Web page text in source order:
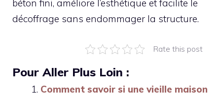
béton fini, améliore l’esthétique et facilite le
décoffrage sans endommager la structure.
Rate this post
Pour Aller Plus Loin :
Comment savoir si une vieille maison